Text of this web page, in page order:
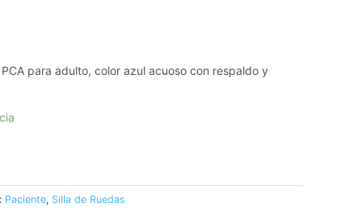
para adulto, color azul acuoso con respaldo y
Paciente, Silla de Ruedas